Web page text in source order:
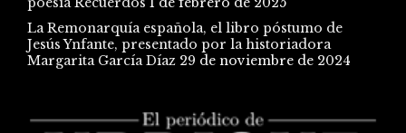
La Remonarquía española, el libro póstumo de
Jesús Ynfante, presentado por la historiadora
Margarita García Díaz 29 de noviembre de 2024